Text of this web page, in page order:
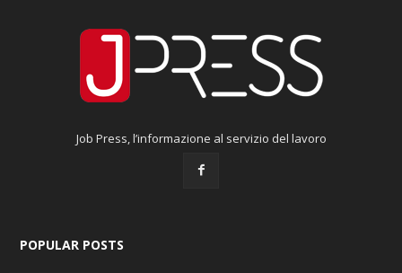
Job Press, l’informazione al servizio del lavoro
POPULAR POSTS